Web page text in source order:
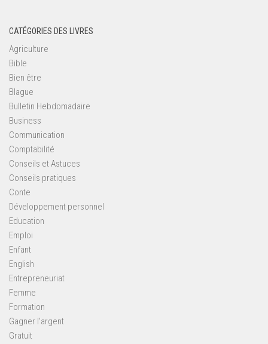
CATÉGORIES DES LIVRES
Agriculture
Bible
Bien être
Blague
Bulletin Hebdomadaire
Business
Communication
Comptabilité
Conseils et Astuces
Conseils pratiques
Conte
Développement personnel
Education
Emploi
Enfant
English
Entrepreneuriat
Femme
Formation
Gagner l'argent
Gratuit